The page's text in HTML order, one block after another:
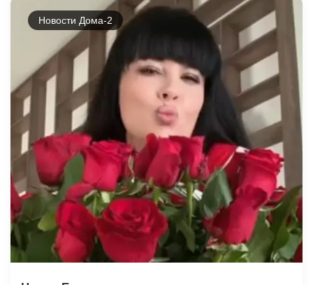
Новости Дома-2